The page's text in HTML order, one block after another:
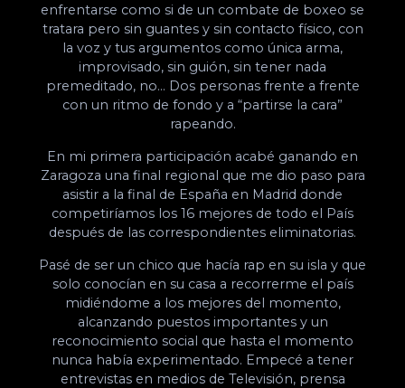
enfrentarse como si de un combate de boxeo se
tratara pero sin guantes y sin contacto físico, con
la voz y tus argumentos como única arma,
improvisado, sin guión, sin tener nada
premeditado, no… Dos personas frente a frente
con un ritmo de fondo y a “partirse la cara”
rapeando.
En mi primera participación acabé ganando en
Zaragoza una final regional que me dio paso para
asistir a la final de España en Madrid donde
competiríamos los 16 mejores de todo el País
después de las correspondientes eliminatorias.
Pasé de ser un chico que hacía rap en su isla y que
solo conocían en su casa a recorrerme el país
midiéndome a los mejores del momento,
alcanzando puestos importantes y un
reconocimiento social que hasta el momento
nunca había experimentado. Empecé a tener
entrevistas en medios de Televisión, prensa